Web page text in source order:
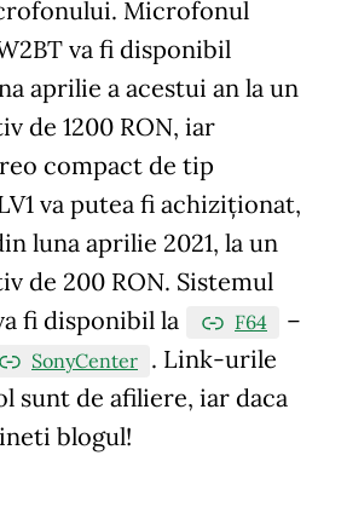
Microfonul
va fi disponibil
aprilie a acestui an la un
de 1200 RON, iar
compact de tip
va putea fi achiziționat,
luna aprilie 2021, la un
de 200 RON. Sistemul
fi disponibil la
F64 –
SonyCenter . Link-urile
sunt de afiliere, iar daca
blogul!